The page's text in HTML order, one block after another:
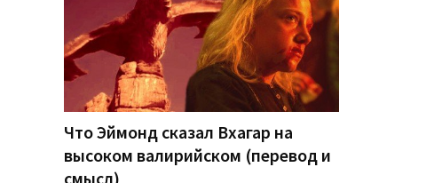
Что Эймонд сказал Вхагар на
высоком валирийском (перевод и
смысл)